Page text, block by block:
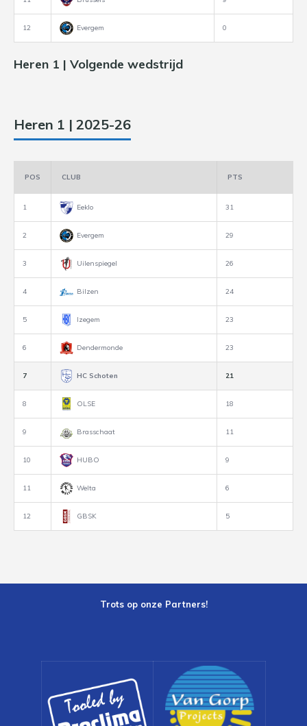
12 Evergem 0
Heren 1 | Volgende wedstrijd
Heren 1 | 2025-26
POS CLUB PTS
1 Eeklo 31
2 Evergem 29
3 Uilenspiegel 26
4 Bilzen 24
5 Izegem 23
6 Dendermonde 23
7 HC Schoten 21
8 OLSE 18
9 Brasschaat 11
10 HUBO 9
11 Welta 6
12 GBSK 5
Trots op onze Partners!